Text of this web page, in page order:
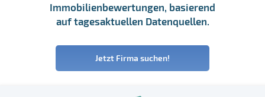
Immobilienbewertungen, basierend
auf tagesaktuellen Datenquellen.
Jetzt Firma suchen!